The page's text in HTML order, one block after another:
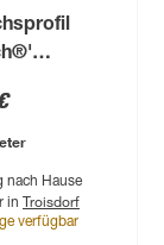
1000
nach Hause
in Troisdorf
verfügbar